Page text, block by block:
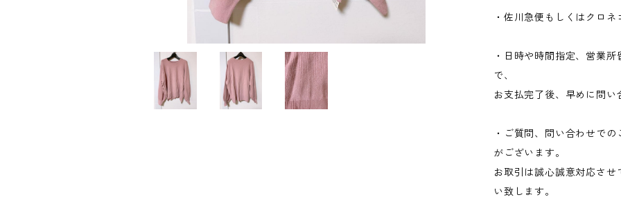
・佐川急便もしくはクロネ
・日時や時間指定、営業
で、
お支払完了後、早めに問い
・ご質問、問い合わせで
がございます。
お取引は誠心誠意対応さ
い致します。